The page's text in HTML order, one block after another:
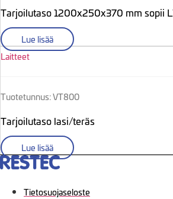
Tarjoilutaso 1200x250x370 mm sopii
Lue lisää
Laitteet
Tuotetunnus: VT800
Tarjoilutaso lasi/teräs
Lue lisää
Tietosuojaseloste